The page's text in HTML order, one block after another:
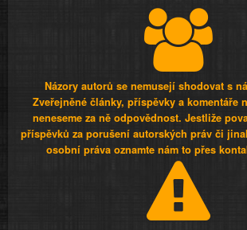
Názory autorů se nemusejí shodovat s
Zveřejněné články, příspěvky a komentáře
neneseme za ně odpovědnost. Jestliže
příspěvků za porušení autorských práv či
osobní práva oznamte nám to přes